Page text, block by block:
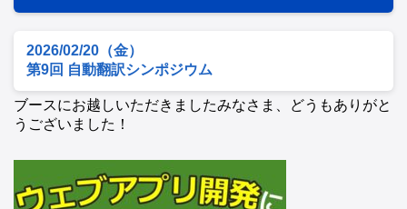
2026/02/20（金）
第9回 自動翻訳シンポジウム
ブースにお越しいただきましたみなさま、どうもありがと
うございました！